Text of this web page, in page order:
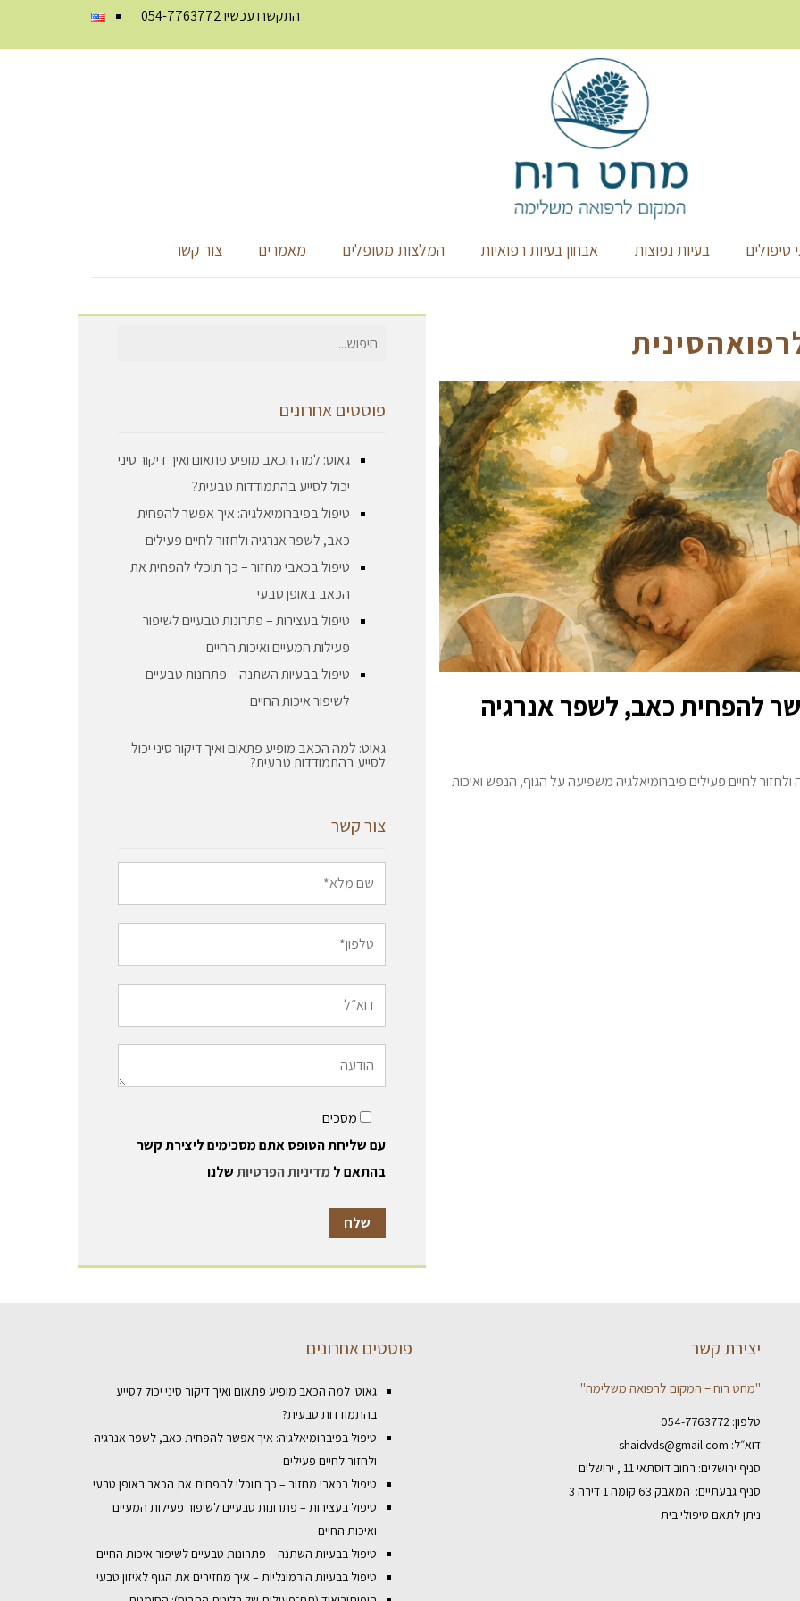
התקשרו עכשיו054-7763772
טיפולים בעיות נפוצות אבחון בעיות רפואיות המלצות מטופלים מאמרים צור קשר
להפחית כאב, לשפר אנרגיה
לחיים פעילים פיברומיאלגיה משפיעה על הגוף, הנפש ואיכות
חיפוש
פוסטים אחרונים
גאוט: למה הכאב מופיע פתאום ואיך דיקור סיני
יכול לסייע בהתמודדות טבעית?
טיפול בפיברומיאלגיה: איך אפשר להפחית
כאב, לשפר אנרגיה ולחזור לחיים פעילים
טיפול בכאבי מחזור – כך תוכלי להפחית את
הכאב באופן טבעי
טיפול בעצירות – פתרונות טבעיים לשיפור
פעילות המעיים ואיכות החיים
טיפול בבעיות השתנה – פתרונות טבעיים
לשיפור איכות החיים
גאוט: למה הכאב מופיע פתאום ואיך דיקור סיני יכול
לסייע בהתמודדות טבעית?
צור קשר
מסכים
עם שליחת הטופס אתם מסכימים ליצירת קשר
בהתאם ל מדיניות הפרטיותשלנו
יצירת קשר
"מחט רוח – המקום לרפואה משלימה"
טלפון: 054-7763772
דוא״ל: shaidvds@gmail.com
סניף ירושלים: רחוב דוסתאי 11 , ירושלים
סניף גבעתיים: המאבק 63 קומה 1 דירה 3
ניתן לתאם טיפולי בית
פוסטים אחרונים
גאוט: למה הכאב מופיע פתאום ואיך דיקור סיני יכול לסייע
בהתמודדות טבעית?
טיפול בפיברומיאלגיה: איך אפשר להפחית כאב, לשפר אנרגיה
ולחזור לחיים פעילים
טיפול בכאבי מחזור – כך תוכלי להפחית את הכאב באופן טבעי
טיפול בעצירות – פתרונות טבעיים לשיפור פעילות המעיים
ואיכות החיים
טיפול בבעיות השתנה – פתרונות טבעיים לשיפור איכות החיים
טיפול בבעיות הורמונליות – איך מחזירים את הגוף לאיזון טבעי